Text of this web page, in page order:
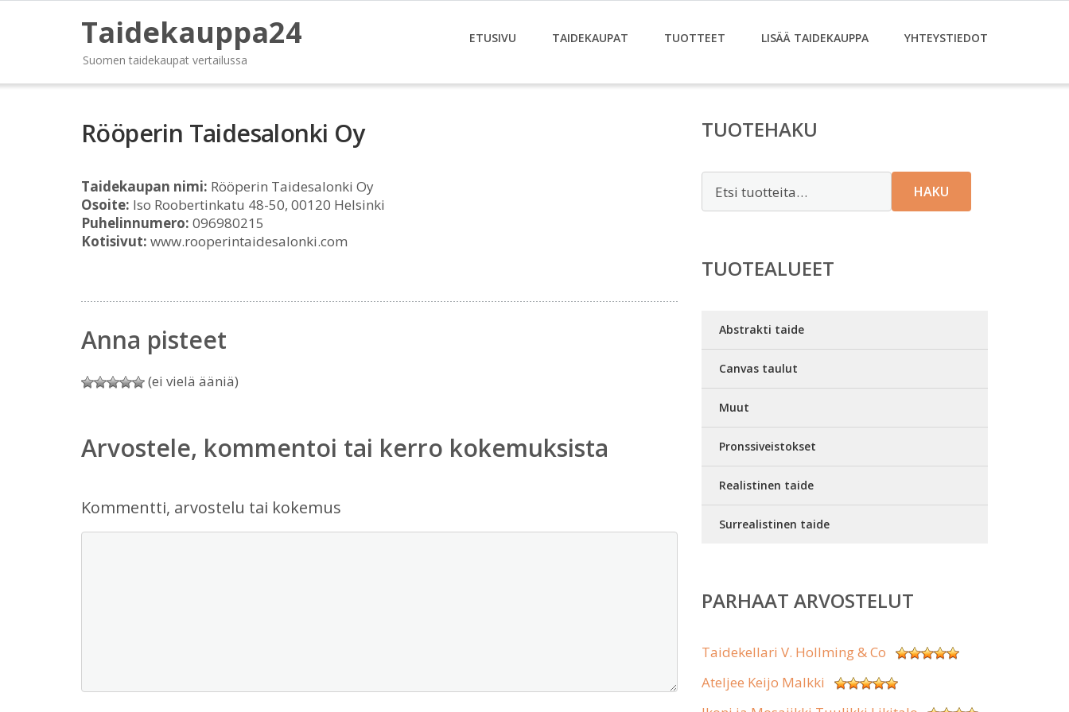
Taidekauppa24
Suomen taidekaupat vertailussa
ETUSIVU TAIDEKAUPAT TUOTTEET LISÄÄ TAIDEKAUPPA YHTEYSTIEDOT
Rööperin Taidesalonki Oy
Taidekaupan nimi: Rööperin Taidesalonki Oy
Osoite: Iso Roobertinkatu 48-50, 00120 Helsinki
Puhelinnumero: 096980215
Kotisivut: www.rooperintaidesalonki.com
Anna pisteet
(ei vielä ääniä)
Arvostele, kommentoi tai kerro kokemuksista
Kommentti, arvostelu tai kokemus
TUOTEHAKU
HAKU
TUOTEALUEET
Abstrakti taide
Canvas taulut
Muut
Pronssiveistokset
Realistinen taide
Surrealistinen taide
PARHAAT ARVOSTELUT
Taidekellari V. Hollming & Co
Ateljee Keijo Malkki